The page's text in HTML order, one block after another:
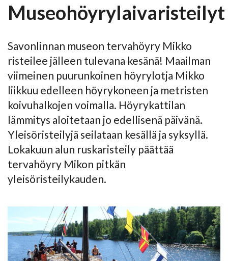
Museohöyrylaivaristeilyt
Savonlinnan museon tervahöyry Mikko
risteilee jälleen tulevana kesänä! Maailman
viimeinen puurunkoinen höyrylotja Mikko
liikkuu edelleen höyrykoneen ja metristen
koivuhalkojen voimalla. Höyrykattilan
lämmitys aloitetaan jo edellisenä päivänä.
Yleisöristeilyjä seilataan kesällä ja syksyllä.
Lokakuun alun ruskaristeily päättää
tervahöyry Mikon pitkän
yleisöristeilykauden.